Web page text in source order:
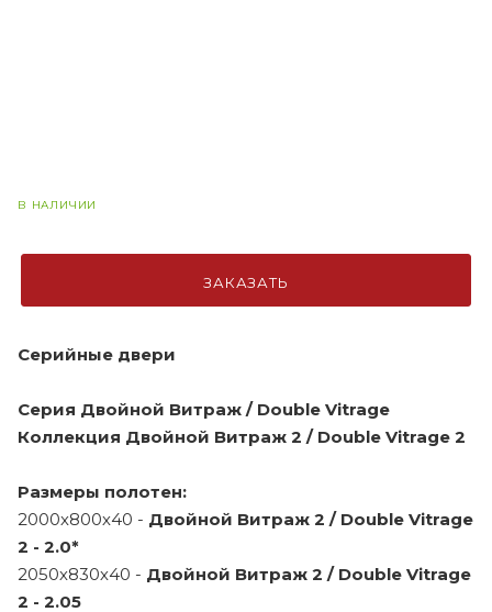
В НАЛИЧИИ
ЗАКАЗАТЬ
Серийные двери
Серия Двойной Витраж / Double Vitrage
Коллекция Двойной Витраж 2 / Double Vitrage 2
Размеры полотен:
2000х800х40 - Двойной Витраж 2 / Double Vitrage
2 - 2.0*
2050х830х40 - Двойной Витраж 2 / Double Vitrage
2 - 2.05